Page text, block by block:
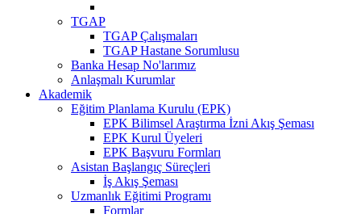
TGAP
TGAP Çalışmaları
TGAP Hastane Sorumlusu
Banka Hesap No'larımız
Anlaşmalı Kurumlar
Akademik
Eğitim Planlama Kurulu (EPK)
EPK Bilimsel Araştırma İzni Akış Şeması
EPK Kurul Üyeleri
EPK Başvuru Formları
Asistan Başlangıç Süreçleri
İş Akış Şeması
Uzmanlık Eğitimi Programı
Formlar